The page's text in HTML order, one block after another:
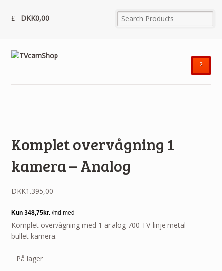
DKK0,00
²
Komplet overvågning 1
kamera – Analog
DKK1.395,00
Komplet overvågning med 1 analog 700 TV-linje metal
bullet kamera.
På lager